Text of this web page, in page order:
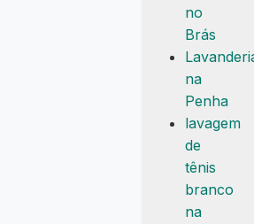
no
Brás
na
Penha
lavagem
de
tênis
branco
na